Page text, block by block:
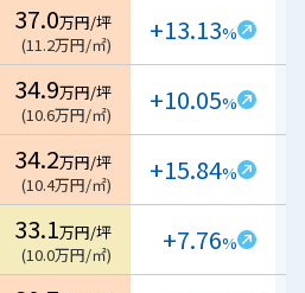
37.0万円/坪
(11.2万円/㎡) +13.13%
34.9万円/坪
(10.6万円/㎡) +10.05%
34.2万円/坪
(10.4万円/㎡) +15.84%
33.1万円/坪
(10.0万円/㎡) +7.76%